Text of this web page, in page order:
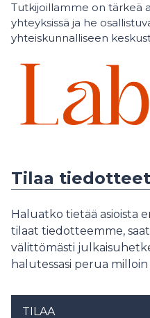
Tutkijoillamme on tärkeä
yhteyksissä ja he
yhteiskunnalliseen
Tilaa
Haluatko tietää asioista
tilaat tiedotteemme,
välittömästi
halutessasi perua milloin
TILAA